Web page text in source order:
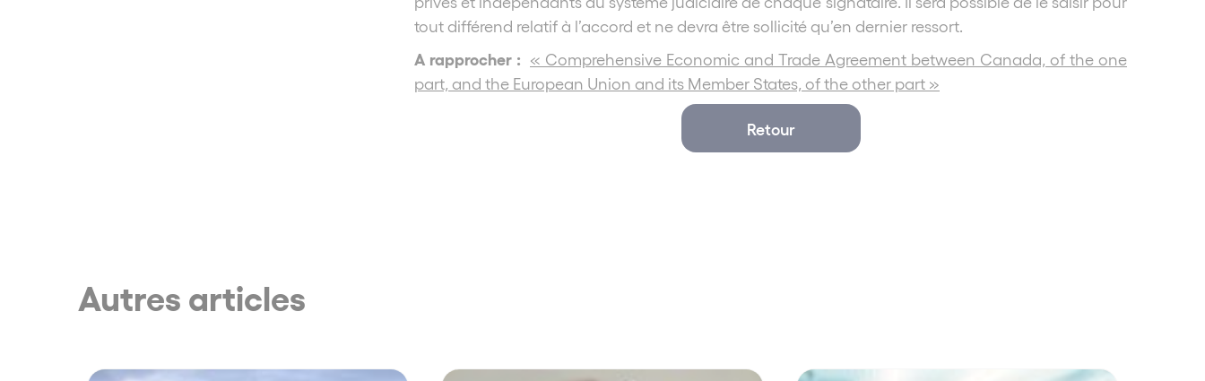
tout différend relatif à l’accord et ne devra être sollicité qu’en dernier ressort.
A rapprocher : « Comprehensive Economic and Trade Agreement between Canada, of the one
part, and the European Union and its Member States, of the other part »
Retour
Autres articles